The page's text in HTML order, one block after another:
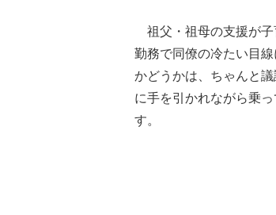
祖父・祖母の支援が子
勤務で同僚の冷たい目
かどうかは、ちゃんと
に手を引かれながら乗
す。